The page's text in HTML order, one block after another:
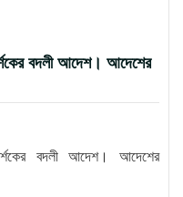
বদলী আদেশ। আদেশের
বদলী আদেশ। আদেশের